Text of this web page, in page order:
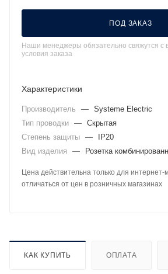
ПОД ЗАКАЗ
Наши менеджеры обязательно свяжутся с
условия заказа
Характеристики
Производитель — Systeme Electric
Тип проводки — Скрытая
Степень защиты —
IP20
Вид изделия
— Розетка
Цена действительна только для
отличаться от цен в розничных магазинах
КАК КУПИТЬ ОПЛАТА